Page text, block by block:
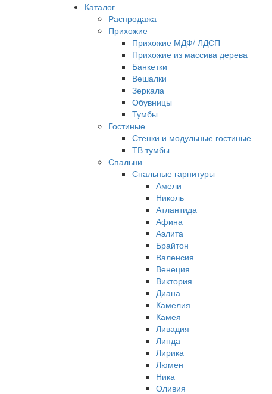
Каталог
Распродажа
Прихожие
Прихожие МДФ/ ЛДСП
Прихожие из массива дерева
Банкетки
Вешалки
Зеркала
Обувницы
Тумбы
Гостиные
Стенки и модульные гостиные
ТВ тумбы
Спальни
Спальные гарнитуры
Амели
Николь
Атлантида
Афина
Аэлита
Брайтон
Валенсия
Венеция
Виктория
Диана
Камелия
Камея
Ливадия
Линда
Лирика
Люмен
Ника
Оливия